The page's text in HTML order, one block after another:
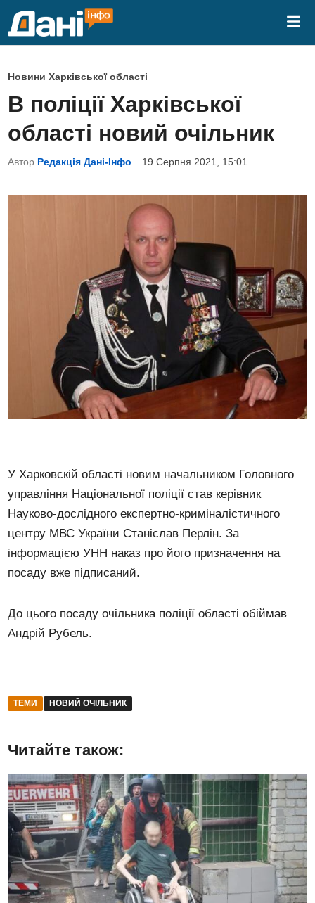
P
o
s
t
i
Новини Харківської області
В поліції Харківської
області новий очільник
Автор Редакція Дані-Інфо 19 Серпня 2021, 15:01
У Харковскій області новим начальником Головного
управління Національної поліції став керівник
Науково-дослідного експертно-криміналістичного
центру МВС України Станіслав Перлін. За
інформацією УНН наказ про його призначення на
посаду вже підписаний.
До цього посаду очільника поліції області обіймав
Андрій Рубель.
ТЕМИ НОВИЙ ОЧІЛЬНИК
Читайте також: